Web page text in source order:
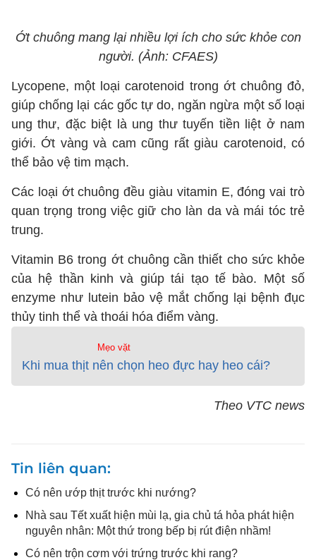
Ớt chuông mang lại nhiều lợi ích cho sức khỏe con
người. (Ảnh: CFAES)
Lycopene, một loại carotenoid trong ớt chuông đỏ,
giúp chống lại các gốc tự do, ngăn ngừa một số loại
ung thư, đặc biệt là ung thư tuyến tiền liệt ở nam
giới. Ớt vàng và cam cũng rất giàu carotenoid, có
thể bảo vệ tim mạch.
Các loại ớt chuông đều giàu vitamin E, đóng vai trò
quan trọng trong việc giữ cho làn da và mái tóc trẻ
trung.
Vitamin B6 trong ớt chuông cần thiết cho sức khỏe
của hệ thần kinh và giúp tái tạo tế bào. Một số
enzyme như lutein bảo vệ mắt chống lại bệnh đục
thủy tinh thể và thoái hóa điểm vàng.
Mẹo vặt
Khi mua thịt nên chọn heo đực hay heo cái?
Theo VTC news
Tin liên quan
Có nên ướp thịt trước khi nướng?
Nhà sau Tết xuất hiện mùi lạ, gia chủ tá hỏa phát hiện
nguyên nhân: Một thứ trong bếp bị rút điện nhầm!
Có nên trộn cơm với trứng trước khi rang?